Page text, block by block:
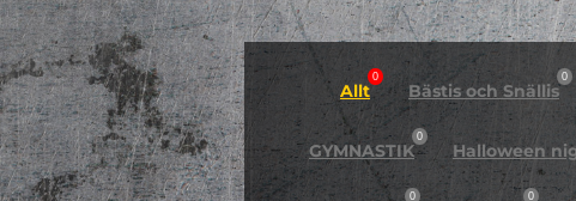
Allt
0
Bästis och Snällis
0
GYMNASTIK
0
Halloween
0 0